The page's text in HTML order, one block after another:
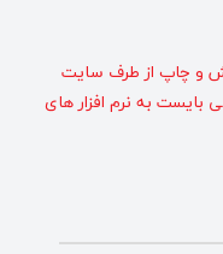
و چاپ از طرف سایت
بایست به نرم افزار های